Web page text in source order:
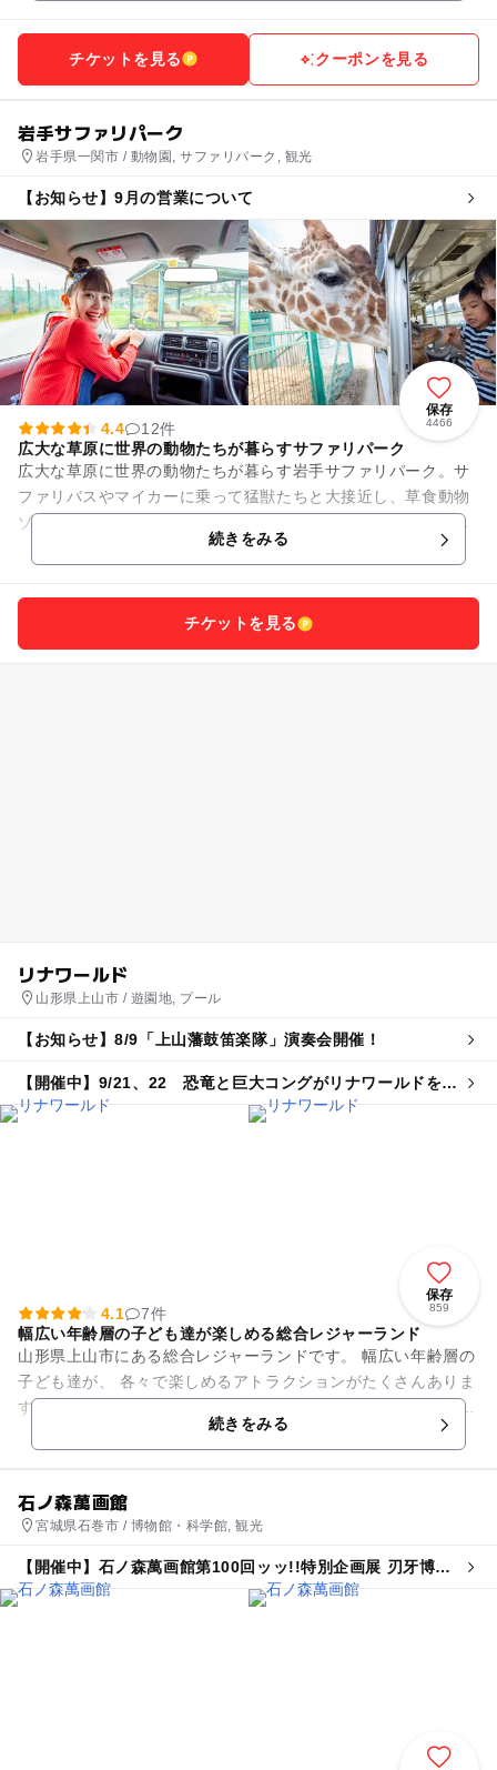
チケットを見る クーポンを見る
岩手サファリパーク
岩手県一関市 / 動物園, サファリパーク, 観光
【お知らせ】9月の営業について
保存
4466
4.4
12件
広大な草原に世界の動物たちが暮らすサファリパーク
広大な草原に世界の動物たちが暮らす岩手サファリパーク。サ
ファリバスやマイカーに乗って猛獣たちと大接近し、草食動物
ゾーンではキリンやシマウマ、ラマたちにエサをあげることも
続きをみる
チケットを見る
リナワールド
山形県上山市 / 遊園地, プール
【お知らせ】8/9「上山藩鼓笛楽隊」演奏会開催！
【開催中】9/21、22 恐竜と巨大コングがリナワールドを襲
いにくる⁉
保存
859
4.1
7件
幅広い年齢層の子ども達が楽しめる総合レジャーランド
山形県上山市にある総合レジャーランドです。 幅広い年齢層の
子ども達が、 各々で楽しめるアトラクションがたくさんありま
す！ 「ハローキティ」の観覧車は小さな子ども達に大人気で
続きをみる
石ノ森萬画館
宮城県石巻市 / 博物館・科学館, 観光
【開催中】石ノ森萬画館第100回ッッ!!特別企画展 刃牙博ッ
ッ!!